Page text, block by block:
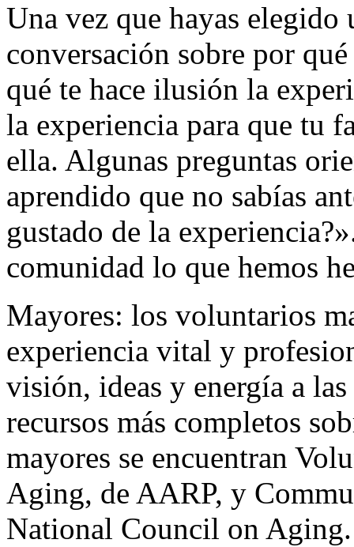
Una vez que hayas
conversación sobre por
qué te hace ilusión la
la experiencia para que tu
ella. Algunas preguntas
aprendido que no sabías
gustado de la
comunidad lo que hemos
Mayores: los voluntarios
experiencia vital y
visión, ideas y energía a
recursos más completos
mayores se encuentran
Aging, de AARP, y
National Council on Aging.